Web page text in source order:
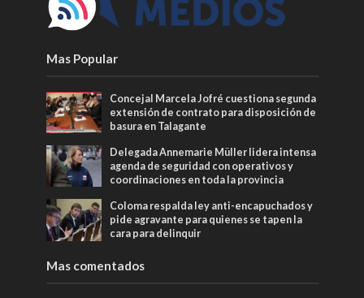
Mas Popular
Concejal Marcela Jofré cuestiona segunda
extensión de contrato para disposición de
basura en Talagante
Delegada Annemarie Müller lidera intensa
agenda de seguridad con operativos y
coordinaciones en toda la provincia
Coloma respalda ley anti-encapuchados y
pide agravante para quienes se tapen la
cara para delinquir
Mas comentados